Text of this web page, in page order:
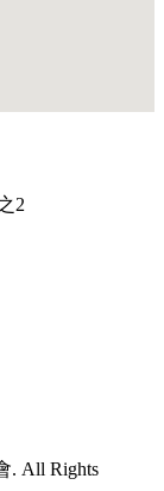
2
. All Rights